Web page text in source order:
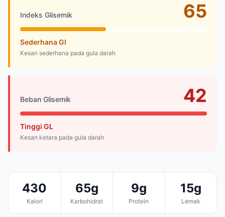
Indeks Glisemik 65
Sederhana GI
Kesan sederhana pada gula darah
Beban Glisemik 42
Tinggi GL
Kesan ketara pada gula darah
430
Kalori
65g
Karbohidrat
9g
Protein
15g
Lemak